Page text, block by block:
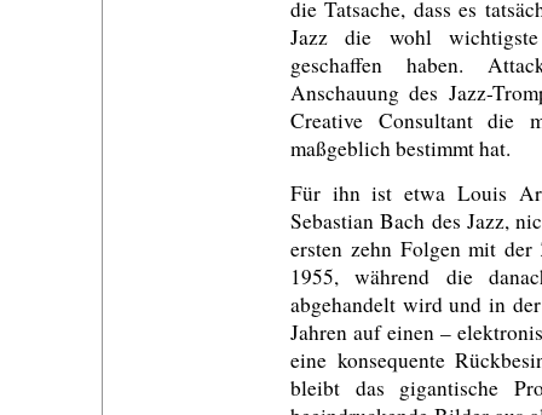
die Tatsache, dass es
Jazz die wohl
geschaffen haben.
Anschauung des Jazz-
Creative Consultant die
maßgeblich bestimmt hat.
Für ihn ist etwa Louis
Sebastian Bach des Jazz,
ersten zehn Folgen mit
1955, während die
abgehandelt wird und in
Jahren auf einen –
eine konsequente
bleibt das gigantische